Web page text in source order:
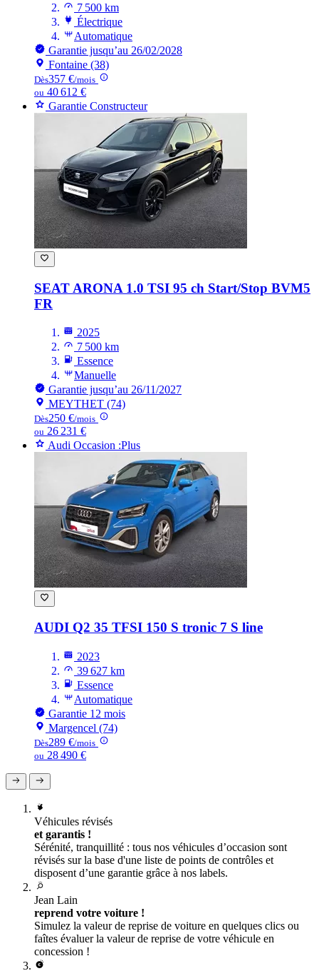
7 500 km
Électrique
Automatique
Garantie jusqu’au 26/02/2028
Fontaine (38)
Dès357 €/mois
ou 40 612 €
Garantie Constructeur
SEAT ARONA 1.0 TSI 95 ch Start/Stop BVM5
FR
2025
7 500 km
Essence
Manuelle
Garantie jusqu’au 26/11/2027
MEYTHET (74)
Dès250 €/mois
ou 26 231 €
Audi Occasion :Plus
AUDI Q2 35 TFSI 150 S tronic 7 S line
2023
39 627 km
Essence
Automatique
Garantie 12 mois
Margencel (74)
Dès289 €/mois
ou 28 490 €
Véhicules révisés
et garantis !
Sérénité, tranquillité : tous nos véhicules d’occasion sont
révisés sur la base d'une liste de points de contrôles et
disposent d’une garantie grâce à nos labels.
Jean Lain
reprend votre voiture !
Simulez la valeur de reprise de voiture en quelques clics ou
faîtes évaluer la valeur de reprise de votre véhicule en
concession !